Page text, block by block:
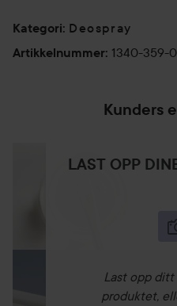
Kategori: Deospray
Artikkelnummer: 1340-359-
Kunders
LAST OPP
Last opp
produktet,